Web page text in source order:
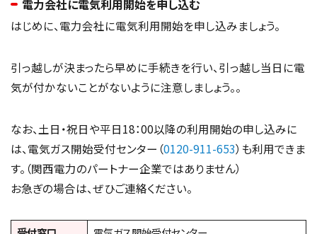
電力会社に電気利用開始を申し込む
はじめに、電力会社に電気利用開始を申し込みましょう。
引っ越しが決まったら早めに手続きを行い、引っ越し当日に電
気が付かないことがないように注意しましょう。。
なお、土日・祝日や平日18：00以降の利用開始の申し込みに
は、電気ガス開始受付センター（0120-911-653）も利用できま
す。（関西電力のパートナー企業ではありません）
お急ぎの場合は、ぜひご連絡ください。